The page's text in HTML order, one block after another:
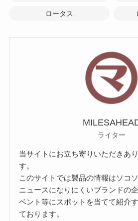
ロータス
ライター
当サイトにお立ち寄りいただきあ
す。
このサイトでは製品の情報はソコ
ニュースになりにくいブランドの
ベント等にスポットを当てて紹介
ております。